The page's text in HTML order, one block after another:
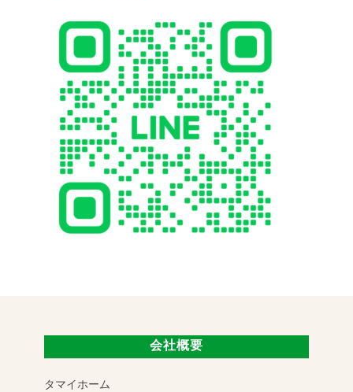
会社概要
タマイホーム